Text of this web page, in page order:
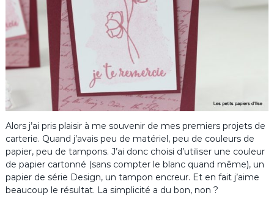
Alors j’ai pris plaisir à me souvenir de mes premiers projets de
carterie. Quand j’avais peu de matériel, peu de couleurs de
papier, peu de tampons. J’ai donc choisi d’utiliser une couleur
de papier cartonné (sans compter le blanc quand même), un
papier de série Design, un tampon encreur. Et en fait j’aime
beaucoup le résultat. La simplicité a du bon, non ?